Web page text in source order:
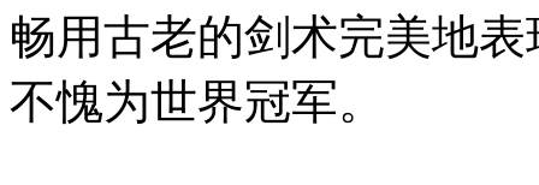
畅用古老的剑术完美地
不愧为世界冠军。